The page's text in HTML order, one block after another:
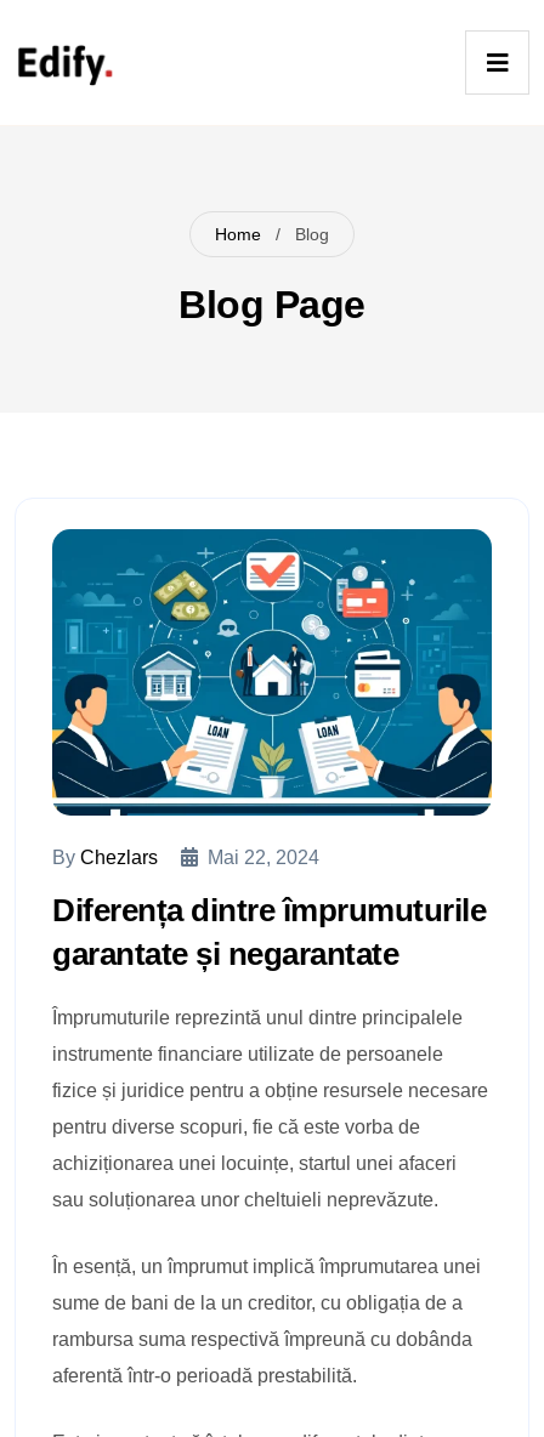
Home / Blog
Blog Page
By Chezlars Mai 22, 2024
Diferența dintre împrumuturile
garantate și negarantate
Împrumuturile reprezintă unul dintre principalele
instrumente financiare utilizate de persoanele
fizice și juridice pentru a obține resursele necesare
pentru diverse scopuri, fie că este vorba de
achiziționarea unei locuințe, startul unei afaceri
sau soluționarea unor cheltuieli neprevăzute.
În esență, un împrumut implică împrumutarea unei
sume de bani de la un creditor, cu obligația de a
rambursa suma respectivă împreună cu dobânda
aferentă într-o perioadă prestabilită.